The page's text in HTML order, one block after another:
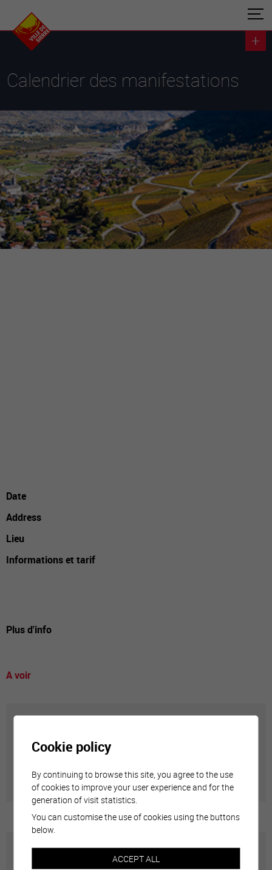
Calendrier des manifestations
Date
Address
Lieu
Informations et tarif
Plus d'info
A voir
Carte interactive
Cookie policy
By continuing to browse this site, you agree to the use
of cookies to improve your user experience and for the
generation of visit statistics.
You can customise the use of cookies using the buttons
below.
ACCEPT ALL